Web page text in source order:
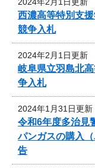
西濃高等特別支
競争入札
2024年2月1日更新
岐阜県立羽島北
争入札
2024年1月31日更新
令和6年度多治見
パンガスの購入
告